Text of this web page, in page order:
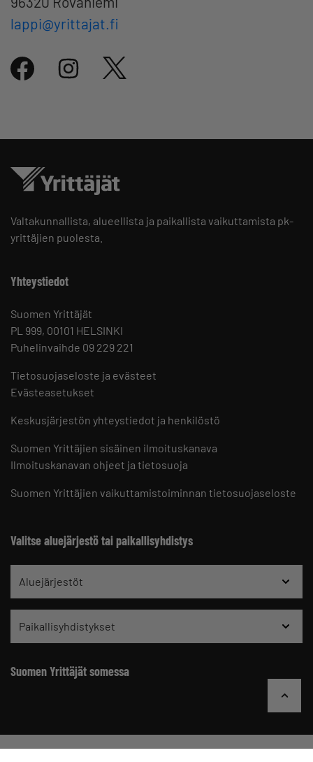
lappi@yrittajat.fi
Valtakunnallista, alueellista ja paikallista vaikuttamista pk-
yrittäjien puolesta.
Yhteystiedot
Suomen Yrittäjät
PL 999, 00101 HELSINKI
Puhelinvaihde 09 229 221
Tietosuojaseloste ja evästeet
Evästeasetukset
Keskusjärjestön yhteystiedot ja henkilöstö
Suomen Yrittäjien sisäinen ilmoituskanava
Ilmoituskanavan ohjeet ja tietosuoja
Suomen Yrittäjien vaikuttamistoiminnan tietosuojaseloste
Valitse aluejärjestö tai paikallisyhdistys
Aluejärjestöt
Paikallisyhdistykset
Suomen Yrittäjät somessa